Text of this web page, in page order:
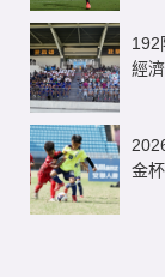
192
經
金